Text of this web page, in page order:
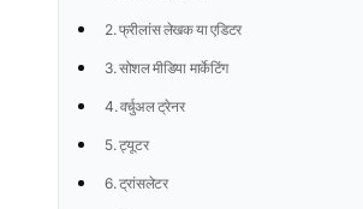
2. फ्रीलांस लेखक या एडिटर
3. सोशल मीडिया मार्केटिंग
4. वर्चुअल ट्रेनर
5. ट्यूटर
6. ट्रांसलेटर